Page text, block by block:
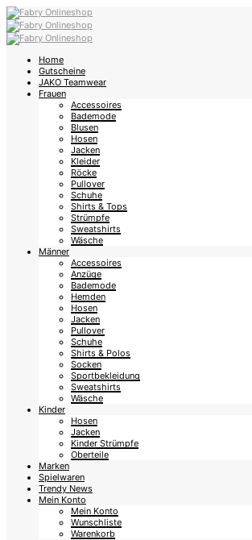
Home
Gutscheine
JAKO Teamwear
Frauen
Accessoires
Bademode
Blusen
Hosen
Jacken
Kleider
Röcke
Pullover
Schuhe
Shirts & Tops
Strümpfe
Sweatshirts
Wäsche
Männer
Accessoires
Anzüge
Bademode
Hemden
Hosen
Jacken
Pullover
Schuhe
Shirts & Polos
Socken
Sportbekleidung
Sweatshirts
Wäsche
Kinder
Hosen
Jacken
Kinder Strümpfe
Oberteile
Marken
Spielwaren
Trendy News
Mein Konto
Mein Konto
Wunschliste
Warenkorb